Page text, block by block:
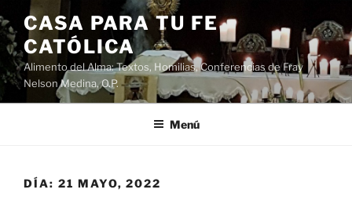
Saltar
al
contenido
CASA PARA TU FE
CATÓLICA
Alimento del Alma: Textos, Homilias, Conferencias de Fray
Nelson Medina, O.P.
Menú
DÍA: 21 MAYO, 2022